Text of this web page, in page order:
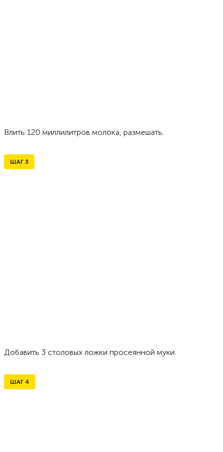
Влить 120 миллилитров молока, размешать.
ШАГ 3
Добавить 3 столовых ложки просеянной муки.
ШАГ 4